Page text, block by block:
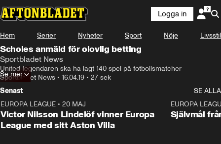
Logga in
Hem Serier Nyheter Sport Nöje Livsstil
Scholes anmäld för olovlig betting
Sportbladet News
United-legendaren ska ha lagt 140 spel på fotbollsmatcher
Sportbladet News • 16.04.19 • 27 sek
Se mer
Senast
SE ALLA
EUROPA LEAGUE • 20 MAJ
Victor Nilsson Lindelöf vinner Europa
League med sitt Aston Villa
EUROPA
Självmål